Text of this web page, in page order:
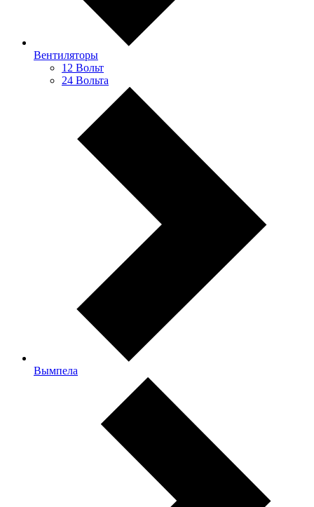
Вентиляторы
12 Вольт
24 Вольта
Вымпела